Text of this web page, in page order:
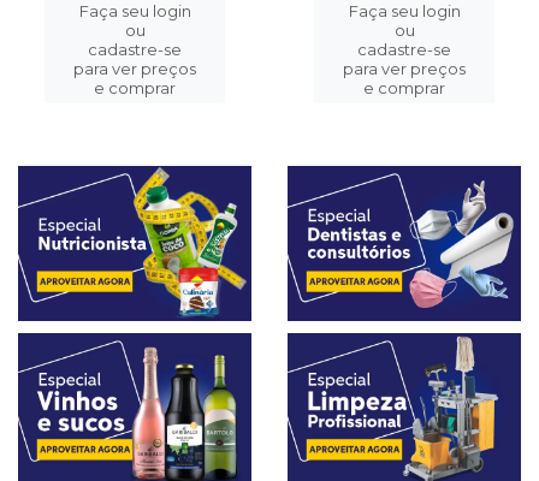
Faça seu login
ou
cadastre-se
para ver preços
e comprar
Faça seu login
ou
cadastre-se
para ver preços
e comprar